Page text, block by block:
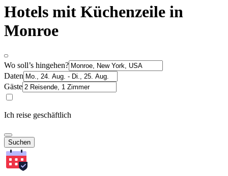
Hotels mit Küchenzeile in
Monroe
Wo soll’s hingehen?
Daten
Gäste
Ich reise geschäftlich
Suchen